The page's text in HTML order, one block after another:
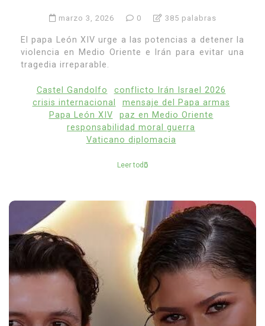
marzo 3, 2026 0 385 palabras
El papa León XIV urge a las potencias a detener la
violencia en Medio Oriente e Irán para evitar una
tragedia irreparable.
Castel Gandolfo
conflicto Irán Israel 2026
crisis internacional
mensaje del Papa armas
Papa León XIV
paz en Medio Oriente
responsabilidad moral guerra
Vaticano diplomacia
Leer todo